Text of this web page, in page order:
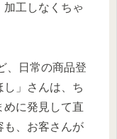
加工しなくちゃ
、日常の商品登
」さんは、ち
めに発見して直
も、お客さんが